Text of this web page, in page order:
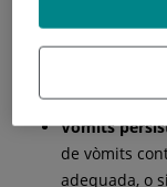
Dolor
dolor
infecció
antibiòtic,
Vòmits
de vòmits
adequada, o